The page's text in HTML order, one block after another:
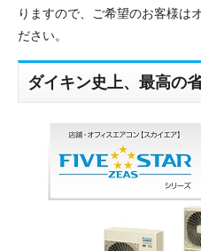
りますので、ご希望のお客様は
ださい。
ダイキン史上、最高の